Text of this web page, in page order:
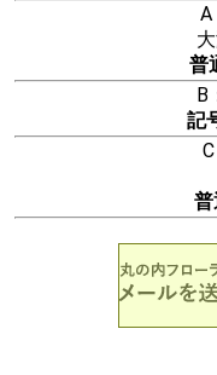
A
大津
普
B
記
普